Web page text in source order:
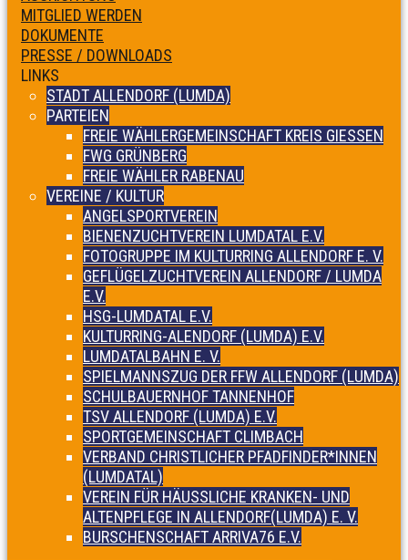
MITGLIED WERDEN
DOKUMENTE
PRESSE / DOWNLOADS
LINKS
STADT ALLENDORF (LUMDA)
PARTEIEN
FREIE WÄHLERGEMEINSCHAFT KREIS GIESSEN
FWG GRÜNBERG
FREIE WÄHLER RABENAU
VEREINE / KULTUR
ANGELSPORTVEREIN
BIENENZUCHTVEREIN LUMDATAL E.V.
FOTOGRUPPE IM KULTURRING ALLENDORF E. V.
GEFLÜGELZUCHTVEREIN ALLENDORF / LUMDA
E.V.
HSG-LUMDATAL E.V.
KULTURRING-ALENDORF (LUMDA) E.V.
LUMDATALBAHN E. V.
SPIELMANNSZUG DER FFW ALLENDORF (LUMDA)
SCHULBAUERNHOF TANNENHOF
TSV ALLENDORF (LUMDA) E.V.
SPORTGEMEINSCHAFT CLIMBACH
VERBAND CHRISTLICHER PFADFINDER*INNEN
(LUMDATAL)
VEREIN FÜR HÄUSSLICHE KRANKEN- UND
ALTENPFLEGE IN ALLENDORF(LUMDA) E. V.
BURSCHENSCHAFT ARRIVA76 E.V.